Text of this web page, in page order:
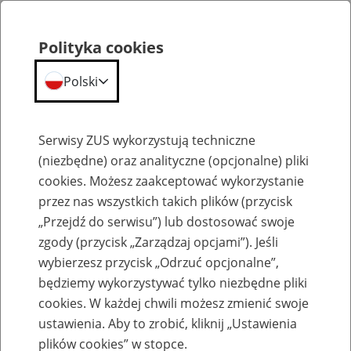
Emerytury
Baza zlikwidowanych lub
przekształconych zakładów pracy
Polityka cookies
Polski
Serwisy ZUS wykorzystują techniczne
(niezbędne) oraz analityczne (opcjonalne) pliki
cookies. Możesz zaakceptować wykorzystanie
przez nas wszystkich takich plików (przycisk
„Przejdź do serwisu”) lub dostosować swoje
zgody (przycisk „Zarządzaj opcjami”). Jeśli
wybierzesz przycisk „Odrzuć opcjonalne”,
będziemy wykorzystywać tylko niezbędne pliki
cookies. W każdej chwili możesz zmienić swoje
ustawienia. Aby to zrobić, kliknij „Ustawienia
plików cookies” w stopce.